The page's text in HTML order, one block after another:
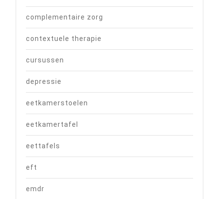
complementaire zorg
contextuele therapie
cursussen
depressie
eetkamerstoelen
eetkamertafel
eettafels
eft
emdr